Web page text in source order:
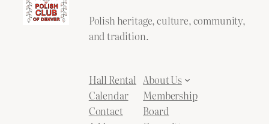
Polish heritage, culture, community,
and tradition.
Hall Rental
Calendar
Contact
About Us
Membership
Board